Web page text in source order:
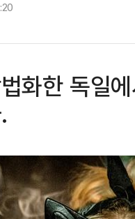
화한 독일